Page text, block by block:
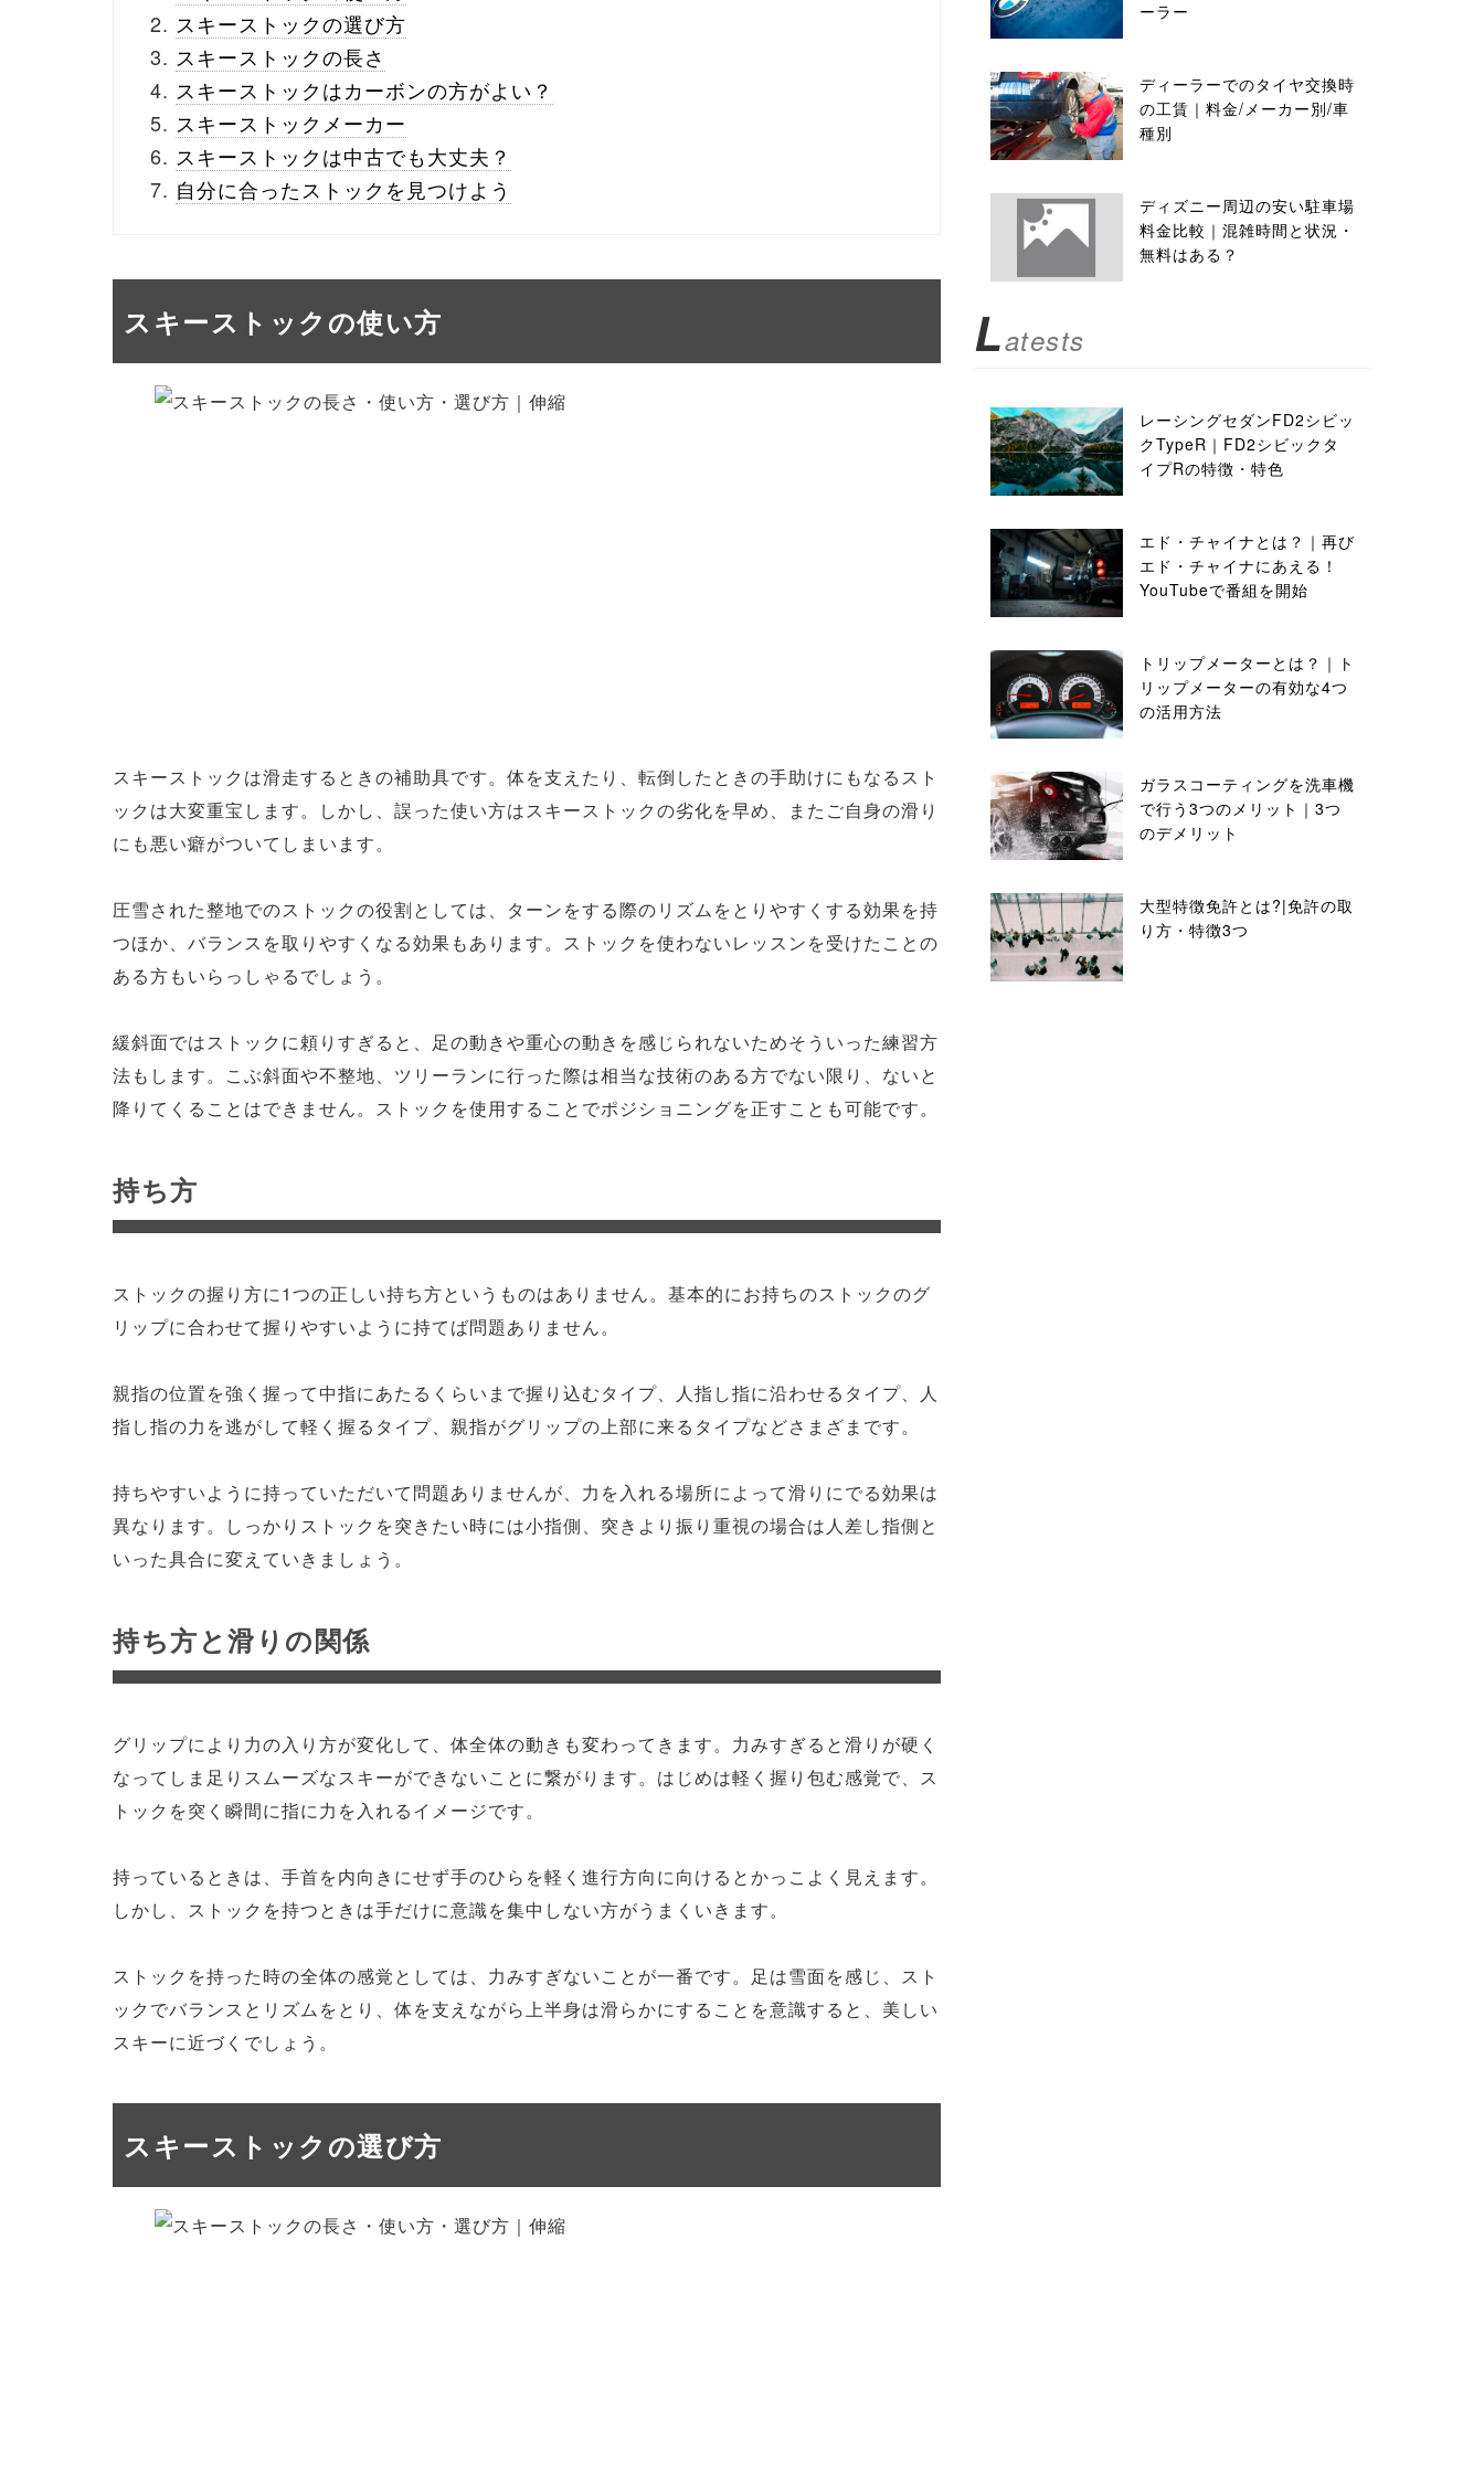
スキーストックの選び方
スキーストックの長さ
スキーストックはカーボンの方がよい？
スキーストックメーカー
スキーストックは中古でも大丈夫？
自分に合ったストックを見つけよう
スキーストックの使い方
スキーストックは滑走するときの補助具です。体を支えたり、転倒したときの手助けにもなるスト
ックは大変重宝します。しかし、誤った使い方はスキーストックの劣化を早め、またご自身の滑り
にも悪い癖がついてしまいます。
圧雪された整地でのストックの役割としては、ターンをする際のリズムをとりやすくする効果を持
つほか、バランスを取りやすくなる効果もあります。ストックを使わないレッスンを受けたことの
ある方もいらっしゃるでしょう。
緩斜面ではストックに頼りすぎると、足の動きや重心の動きを感じられないためそういった練習方
法もします。こぶ斜面や不整地、ツリーランに行った際は相当な技術のある方でない限り、ないと
降りてくることはできません。ストックを使用することでポジショニングを正すことも可能です。
持ち方
ストックの握り方に1つの正しい持ち方というものはありません。基本的にお持ちのストックのグ
リップに合わせて握りやすいように持てば問題ありません。
親指の位置を強く握って中指にあたるくらいまで握り込むタイプ、人指し指に沿わせるタイプ、人
指し指の力を逃がして軽く握るタイプ、親指がグリップの上部に来るタイプなどさまざまです。
持ちやすいように持っていただいて問題ありませんが、力を入れる場所によって滑りにでる効果は
異なります。しっかりストックを突きたい時には小指側、突きより振り重視の場合は人差し指側と
いった具合に変えていきましょう。
持ち方と滑りの関係
グリップにより力の入り方が変化して、体全体の動きも変わってきます。力みすぎると滑りが硬く
なってしま足りスムーズなスキーができないことに繋がります。はじめは軽く握り包む感覚で、ス
トックを突く瞬間に指に力を入れるイメージです。
持っているときは、手首を内向きにせず手のひらを軽く進行方向に向けるとかっこよく見えます。
しかし、ストックを持つときは手だけに意識を集中しない方がうまくいきます。
ストックを持った時の全体の感覚としては、力みすぎないことが一番です。足は雪面を感じ、スト
ックでバランスとリズムをとり、体を支えながら上半身は滑らかにすることを意識すると、美しい
スキーに近づくでしょう。
スキーストックの選び方
ーラー
ディーラーでのタイヤ交換時
の工賃｜料金/メーカー別/車
種別
ディズニー周辺の安い駐車場
料金比較｜混雑時間と状況・
無料はある？
Latests
レーシングセダンFD2シビッ
クTypeR｜FD2シビックタ
イプRの特徴・特色
エド・チャイナとは？｜再び
エド・チャイナにあえる！
YouTubeで番組を開始
トリップメーターとは？｜ト
リップメーターの有効な4つ
の活用方法
ガラスコーティングを洗車機
で行う3つのメリット｜3つ
のデメリット
大型特徴免許とは?|免許の取
り方・特徴3つ